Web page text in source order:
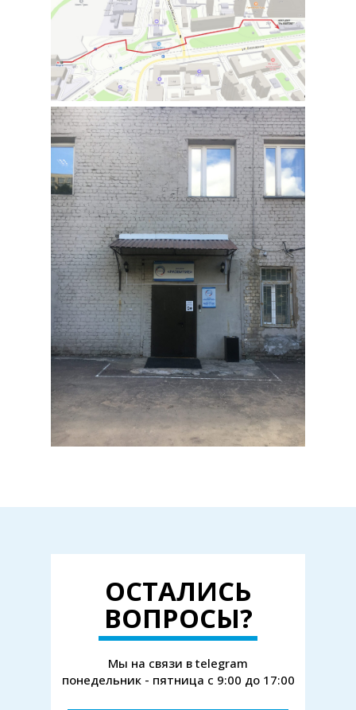
Мы на связи в telegram
понедельник - пятница с 9:00 до 17:00
ОСТАЛИСЬ
ВОПРОСЫ?